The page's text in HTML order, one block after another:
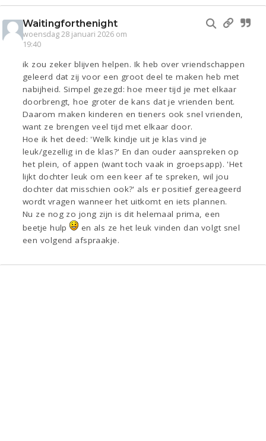
Waitingforthenight
woensdag 28 januari 2026 om
19:40
ik zou zeker blijven helpen. Ik heb over vriendschappen
geleerd dat zij voor een groot deel te maken heb met
nabijheid. Simpel gezegd: hoe meer tijd je met elkaar
doorbrengt, hoe groter de kans dat je vrienden bent.
Daarom maken kinderen en tieners ook snel vrienden,
want ze brengen veel tijd met elkaar door.
Hoe ik het deed: 'Welk kindje uit je klas vind je
leuk/gezellig in de klas?' En dan ouder aanspreken op
het plein, of appen (want toch vaak in groepsapp). 'Het
lijkt dochter leuk om een keer af te spreken, wil jou
dochter dat misschien ook?' als er positief gereageerd
wordt vragen wanneer het uitkomt en iets plannen.
Nu ze nog zo jong zijn is dit helemaal prima, een
beetje hulp
en als ze het leuk vinden dan volgt snel
een volgend afspraakje.